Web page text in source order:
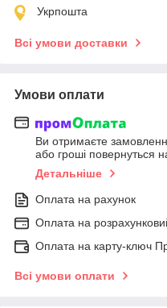
Укрпошта
Всі умови доставки
Умови оплати
Ви отримаєте
або гроші повернуться
Детальніше
Оплата на рахунок
Оплата на
Оплата на карту-ключ
Всі умови оплати